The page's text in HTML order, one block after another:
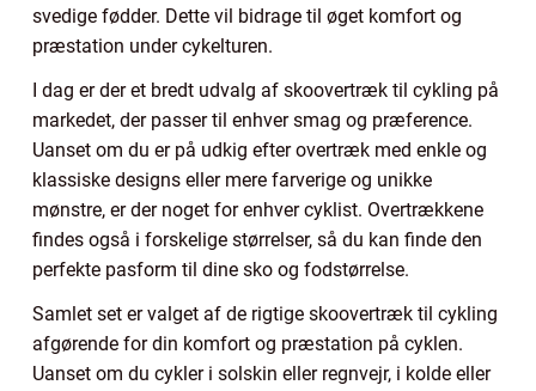
svedige fødder. Dette vil bidrage til øget komfort og
præstation under cykelturen.
I dag er der et bredt udvalg af skoovertræk til cykling på
markedet, der passer til enhver smag og præference.
Uanset om du er på udkig efter overtræk med enkle og
klassiske designs eller mere farverige og unikke
mønstre, er der noget for enhver cyklist. Overtrækkene
findes også i forskelige størrelser, så du kan finde den
perfekte pasform til dine sko og fodstørrelse.
Samlet set er valget af de rigtige skoovertræk til cykling
afgørende for din komfort og præstation på cyklen.
Uanset om du cykler i solskin eller regnvejr, i kolde eller